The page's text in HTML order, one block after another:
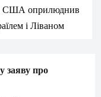
США оприлюднив
і Ліваном
про